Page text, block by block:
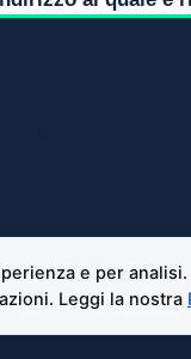
| Contatti - Tel:+39